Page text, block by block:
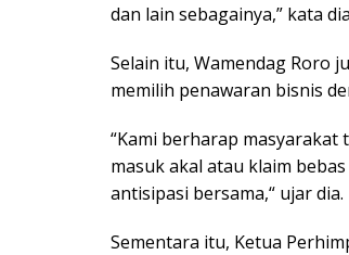
dan lain sebagainya,” kata
Selain itu, Wamendag Roro
memilih penawaran bisnis
“Kami berharap
masuk akal atau klaim
antisipasi bersama,“ ujar dia.
Sementara itu, Ketua